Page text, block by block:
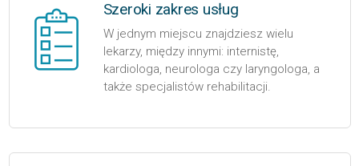
Szeroki zakres usług
W jednym miejscu znajdziesz wielu
lekarzy, między innymi: internistę,
kardiologa, neurologa czy laryngologa, a
także specjalistów rehabilitacji.